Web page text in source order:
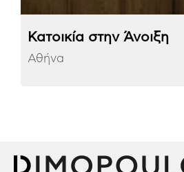
Κατοικία στην Άνοιξη
Αθήνα